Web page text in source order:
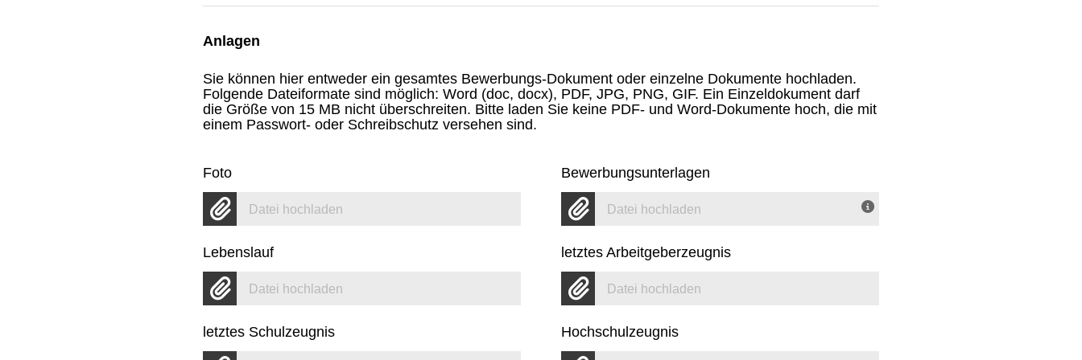
Anlagen
Sie können hier entweder ein gesamtes Bewerbungs-Dokument oder einzelne Dokumente hochladen.
Folgende Dateiformate sind möglich: Word (doc, docx), PDF, JPG, PNG, GIF. Ein Einzeldokument darf
die Größe von 15 MB nicht überschreiten. Bitte laden Sie keine PDF- und Word-Dokumente hoch, die mit
einem Passwort- oder Schreibschutz versehen sind.
Foto
Datei hochladen
Bewerbungsunterlagen
Datei hochladen
Lebenslauf
Datei hochladen
letztes Arbeitgeberzeugnis
Datei hochladen
letztes Schulzeugnis Hochschulzeugnis